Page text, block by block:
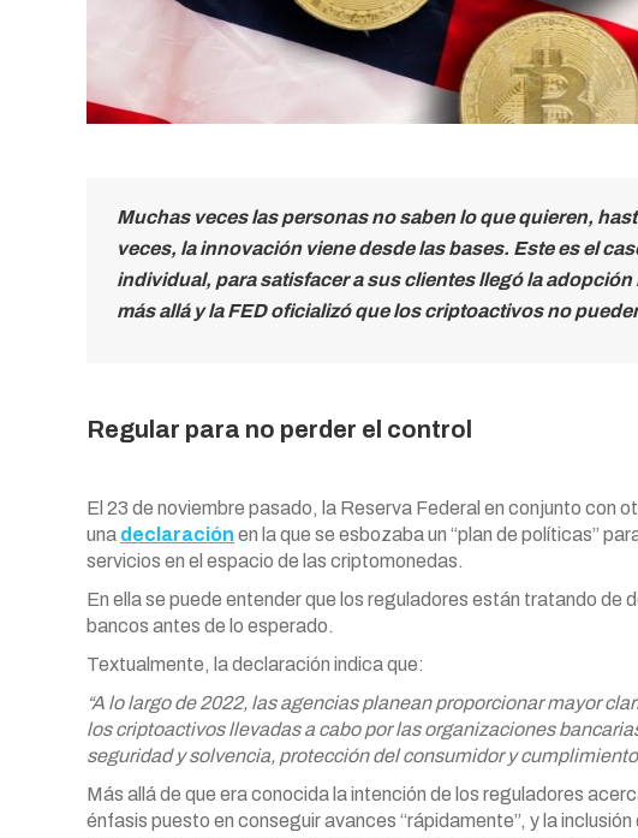
Muchas veces las personas no saben lo que quieren,
veces, la innovación viene desde las bases. Este es el
individual, para satisfacer a sus clientes llegó la
más allá y la FED oficializó que los criptoactivos no
Regular para no perder el control
El 23 de noviembre pasado, la Reserva Federal en conjunto con
una declaración en la que se esbozaba un “plan de políticas”
servicios en el espacio de las criptomonedas.
En ella se puede entender que los reguladores están tratando de
bancos antes de lo esperado.
Textualmente, la declaración indica que:
“A lo largo de 2022, las agencias planean proporcionar mayor
los criptoactivos llevadas a cabo por las organizaciones
seguridad y solvencia, protección del consumidor y
Más allá de que era conocida la intención de los reguladores
énfasis puesto en conseguir avances “rápidamente”, y la